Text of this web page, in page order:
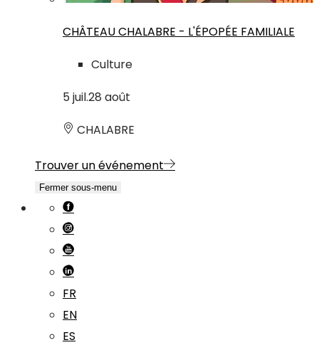
CHÂTEAU CHALABRE - L'ÉPOPÉE FAMILIALE
Culture
5 juil.28 août
CHALABRE
Trouver un événement
Fermer sous-menu
FR
EN
ES